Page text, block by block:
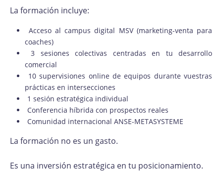
La formación incluye:
Acceso al campus digital MSV (marketing-venta para
coaches)
3 sesiones colectivas centradas en tu desarrollo
comercial
10 supervisiones online de equipos durante vuestras
prácticas en intersecciones
1 sesión estratégica individual
Conferencia híbrida con prospectos reales
Comunidad internacional ANSE-METASYSTEME
La formación no es un gasto.
Es una inversión estratégica en tu posicionamiento.